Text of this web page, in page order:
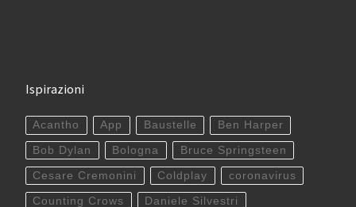
Ispirazioni
Acantho App Baustelle Ben Harper
Bob Dylan Bologna Bruce Springsteen
Cesare Cremonini Coldplay coronavirus
Counting Crows Daniele Silvestri